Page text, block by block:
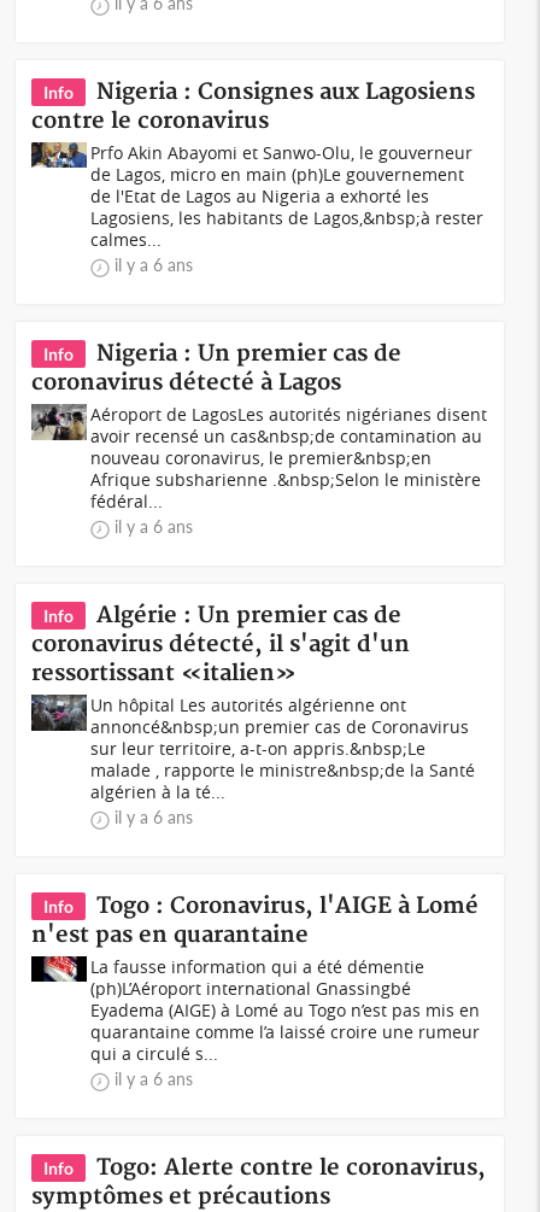
Info
Nigeria : Consignes aux Lagosiens
contre le coronavirus
Prfo Akin Abayomi et Sanwo-Olu, le gouverneur
de Lagos, micro en main (ph)Le gouvernement
de l'Etat de Lagos au Nigeria a exhorté les
Lagosiens, les habitants de Lagos,&nbsp;à rester
calmes...
il y a 6 ans
Info
Nigeria : Un premier cas de
coronavirus détecté à Lagos
Aéroport de LagosLes autorités nigérianes disent
avoir recensé un cas&nbsp;de contamination au
nouveau coronavirus, le premier&nbsp;en
Afrique subsharienne .&nbsp;Selon le ministère
fédéral...
il y a 6 ans
Info
Algérie : Un premier cas de
coronavirus détecté, il s'agit d'un
ressortissant «italien»
Un hôpital Les autorités algérienne ont
annoncé&nbsp;un premier cas de Coronavirus
sur leur territoire, a-t-on appris.&nbsp;Le
malade , rapporte le ministre&nbsp;de la Santé
algérien à la té...
il y a 6 ans
Info
Togo : Coronavirus, l'AIGE à Lomé
n'est pas en quarantaine
La fausse information qui a été démentie
(ph)L’Aéroport international Gnassingbé
Eyadema (AIGE) à Lomé au Togo n’est pas mis en
quarantaine comme l’a laissé croire une rumeur
qui a circulé s...
il y a 6 ans
Info
Togo: Alerte contre le coronavirus,
symptômes et précautions